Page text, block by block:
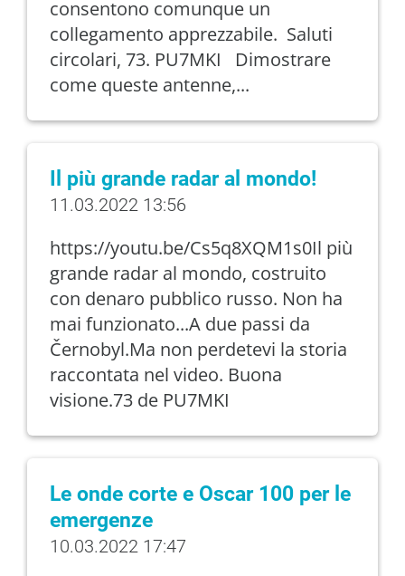
consentono comunque un
collegamento apprezzabile. Saluti
circolari, 73. PU7MKI Dimostrare
come queste antenne,...
Il più grande radar al mondo!
11.03.2022 13:56
https://youtu.be/Cs5q8XQM1s0Il più
grande radar al mondo, costruito
con denaro pubblico russo. Non ha
mai funzionato...A due passi da
Černobyl.Ma non perdetevi la storia
raccontata nel video. Buona
visione.73 de PU7MKI
Le onde corte e Oscar 100 per le
emergenze
10.03.2022 17:47